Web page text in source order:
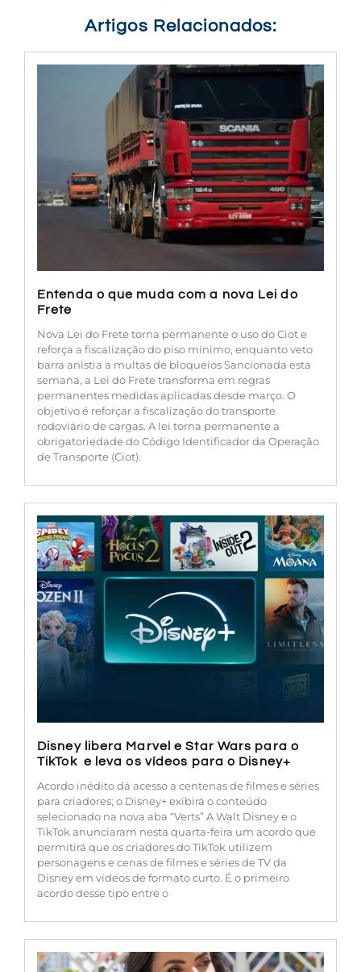
Artigos Relacionados:
Entenda o que muda com a nova Lei do
Frete
Nova Lei do Frete torna permanente o uso do Ciot e
reforça a fiscalização do piso mínimo, enquanto veto
barra anistia a multas de bloqueios Sancionada esta
semana, a Lei do Frete transforma em regras
permanentes medidas aplicadas desde março. O
objetivo é reforçar a fiscalização do transporte
rodoviário de cargas. A lei torna permanente a
obrigatoriedade do Código Identificador da Operação
de Transporte (Ciot).
Disney libera Marvel e Star Wars para o
TikTok e leva os vídeos para o Disney+
Acordo inédito dá acesso a centenas de filmes e séries
para criadores; o Disney+ exibirá o conteúdo
selecionado na nova aba “Verts” A Walt Disney e o
TikTok anunciaram nesta quarta-feira um acordo que
permitirá que os criadores do TikTok utilizem
personagens e cenas de filmes e séries de TV da
Disney em vídeos de formato curto. É o primeiro
acordo desse tipo entre o